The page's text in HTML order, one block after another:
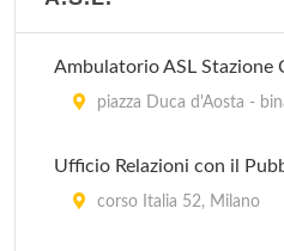
Ambulatorio ASL Stazione
piazza Duca d'Aosta -
Ufficio Relazioni con il
corso Italia 52, Milano